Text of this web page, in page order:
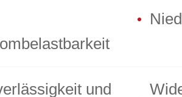
und